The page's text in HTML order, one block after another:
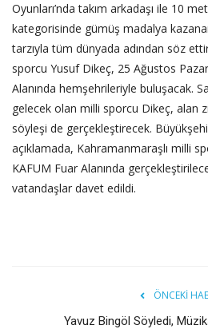
Oyunları’nda takım arkadaşı ile 10
kategorisinde gümüş madalya
tarzıyla tüm dünyada adından söz
sporcu Yusuf Dikeç, 25 Ağustos
Alanında hemşehrileriyle buluşacak.
gelecek olan milli sporcu Dikeç, alan
söyleşi de gerçekleştirecek.
açıklamada, Kahramanmaraşlı milli
KAFUM Fuar Alanında
vatandaşlar davet edildi.
ÖNCEKI
Yavuz Bingöl Söyledi,